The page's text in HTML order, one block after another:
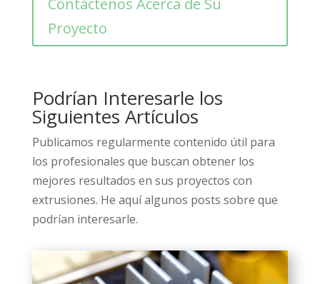
Contáctenos Acerca de Su
Proyecto
Podrían Interesarle los
Siguientes Artículos
Publicamos regularmente contenido útil para
los profesionales que buscan obtener los
mejores resultados en sus proyectos con
extrusiones. He aquí algunos posts sobre que
podrían interesarle.